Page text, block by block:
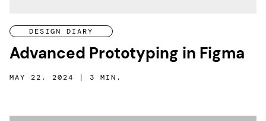
DESIGN DIARY
Advanced Prototyping in Figma
MAY 22, 2024 | 3 MIN.